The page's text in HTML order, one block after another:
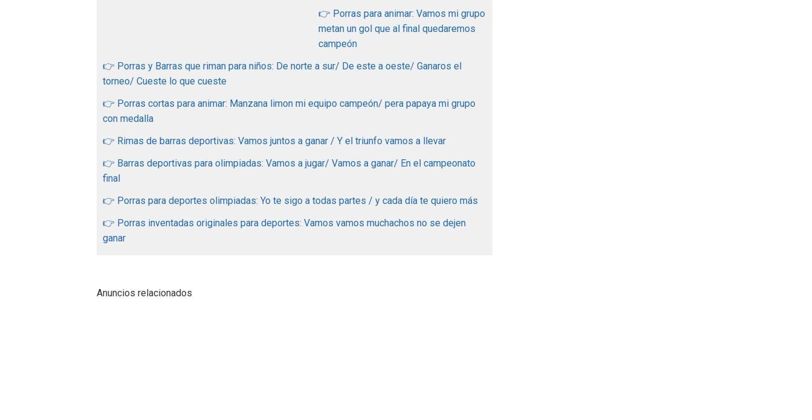
👉 Porras para animar: Vamos mi grupo
metan un gol que al final quedaremos
campeón
👉 Porras y Barras que riman para niños: De norte a sur/ De este a oeste/ Ganaros el
torneo/ Cueste lo que cueste
👉 Porras cortas para animar: Manzana limon mi equipo campeón/ pera papaya mi grupo
con medalla
👉 Rimas de barras deportivas: Vamos juntos a ganar / Y el triunfo vamos a llevar
👉 Barras deportivas para olimpiadas: Vamos a jugar/ Vamos a ganar/ En el campeonato
final
👉 Porras para deportes olimpiadas: Yo te sigo a todas partes / y cada día te quiero más
👉 Porras inventadas originales para deportes: Vamos vamos muchachos no se dejen
ganar
Anuncios relacionados